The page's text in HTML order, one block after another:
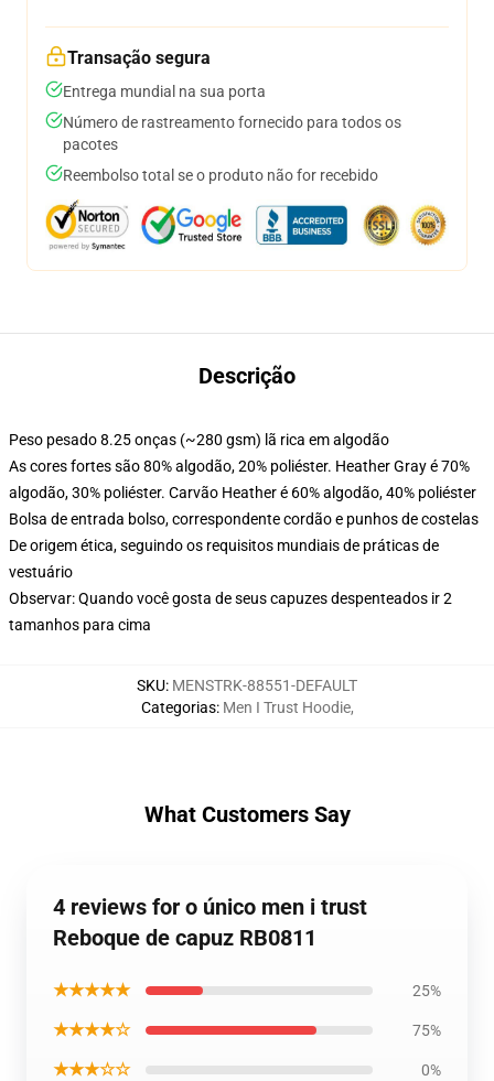
Transação segura
Entrega mundial na sua porta
Número de rastreamento fornecido para todos os
pacotes
Reembolso total se o produto não for recebido
Descrição
Peso pesado 8.25 onças (~280 gsm) lã rica em algodão
As cores fortes são 80% algodão, 20% poliéster. Heather Gray é 70%
algodão, 30% poliéster. Carvão Heather é 60% algodão, 40% poliéster
Bolsa de entrada bolso, correspondente cordão e punhos de costelas
De origem ética, seguindo os requisitos mundiais de práticas de
vestuário
Observar: Quando você gosta de seus capuzes despenteados ir 2
tamanhos para cima
SKU: MENSTRK-88551-DEFAULT
Categorias: Men I Trust Hoodie,
What Customers Say
4 reviews for o único men i trust
Reboque de capuz RB0811
★★★★★ 25%
★★★★☆ 75%
★★★☆☆ 0%